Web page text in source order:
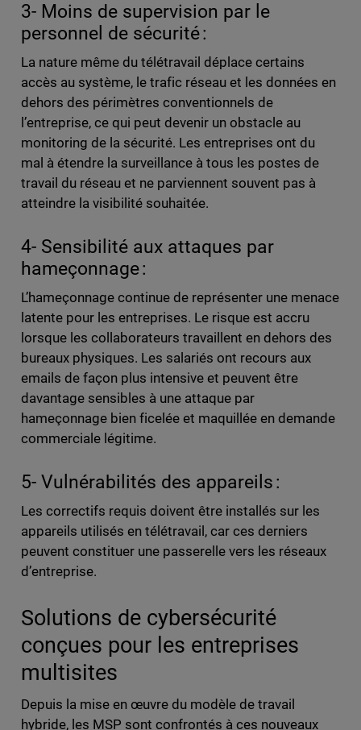
3- Moins de supervision par le
personnel de sécurité :
La nature même du télétravail déplace certains
accès au système, le trafic réseau et les données en
dehors des périmètres conventionnels de
l’entreprise, ce qui peut devenir un obstacle au
monitoring de la sécurité. Les entreprises ont du
mal à étendre la surveillance à tous les postes de
travail du réseau et ne parviennent souvent pas à
atteindre la visibilité souhaitée.
4- Sensibilité aux attaques par
hameçonnage :
L’hameçonnage continue de représenter une menace
latente pour les entreprises. Le risque est accru
lorsque les collaborateurs travaillent en dehors des
bureaux physiques. Les salariés ont recours aux
emails de façon plus intensive et peuvent être
davantage sensibles à une attaque par
hameçonnage bien ficelée et maquillée en demande
commerciale légitime.
5- Vulnérabilités des appareils :
Les correctifs requis doivent être installés sur les
appareils utilisés en télétravail, car ces derniers
peuvent constituer une passerelle vers les réseaux
d’entreprise.
Solutions de cybersécurité
conçues pour les entreprises
multisites
Depuis la mise en œuvre du modèle de travail
hybride, les MSP sont confrontés à ces nouveaux